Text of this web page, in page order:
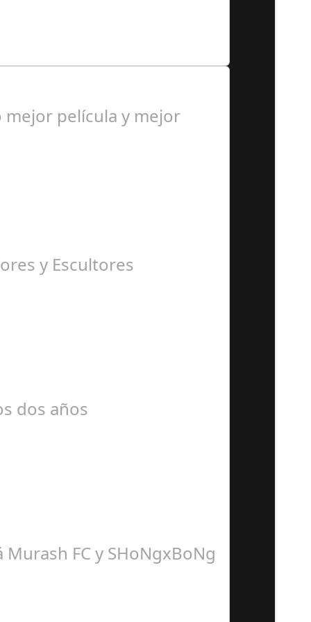
mejor película y mejor
y Escultores
dos años
FC y SHoNgxBoNg